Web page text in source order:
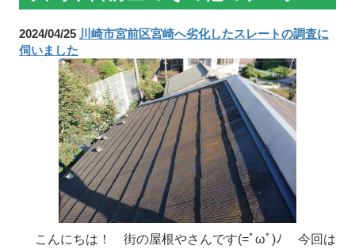
2024/04/25 川崎市宮前区宮崎へ劣化したスレートの調査に
伺いました
こんにちは！ 街の屋根やさんです(=ﾟωﾟ)ﾉ 今回は